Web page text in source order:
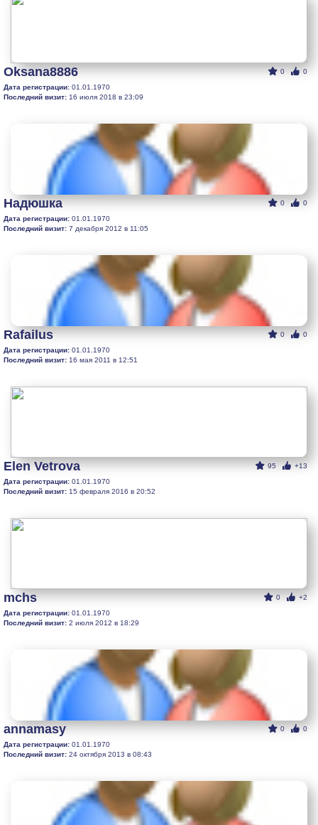
0 0
Oksana8886
Дата регистрации: 01.01.1970
Последний визит: 16 июля 2018 в 23:09
0 0
Надюшка
Дата регистрации: 01.01.1970
Последний визит: 7 декабря 2012 в 11:05
0 0
Rafailus
Дата регистрации: 01.01.1970
Последний визит: 16 мая 2011 в 12:51
95 +13
Elen Vetrova
Дата регистрации: 01.01.1970
Последний визит: 15 февраля 2016 в 20:52
0 +2
mchs
Дата регистрации: 01.01.1970
Последний визит: 2 июля 2012 в 18:29
0 0
annamasy
Дата регистрации: 01.01.1970
Последний визит: 24 октября 2013 в 08:43